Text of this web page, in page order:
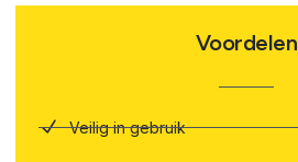
Voordelen
Veilig in gebruik